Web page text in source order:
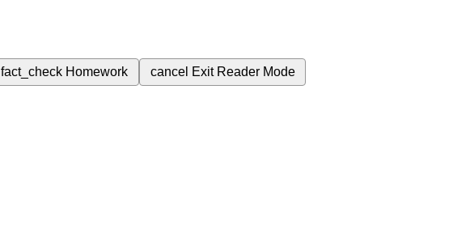
fact_check Homework cancel Exit Reader Mode